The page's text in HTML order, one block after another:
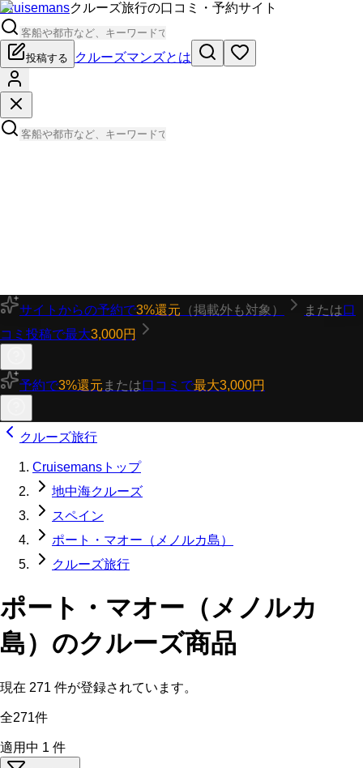
Cruisemansクルーズ旅行の口コミ・予約サイト
投稿する クルーズマンズとは
サイトからの予約で3%還元 （掲載外も対象） または口
コミ投稿で最大3,000円
予約で3%還元 または口コミで最大3,000円
クルーズ旅行
Cruisemansトップ
地中海クルーズ
スペイン
ポート・マオー（メノルカ島）
クルーズ旅行
ポート・マオー（メノルカ
島）のクルーズ商品
現在 271 件が登録されています。
全271件
適用中 1 件